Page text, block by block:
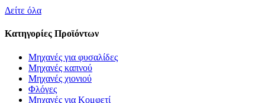
Δείτε όλα
Κατηγορίες Προϊόντων
Μηχανές για φυσαλίδες
Μηχανές καπνού
Μηχανές χιονιού
Φλόγες
Μηχανές για Κομφετί